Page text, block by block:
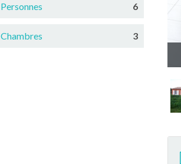
Personnes 6
Chambres
3